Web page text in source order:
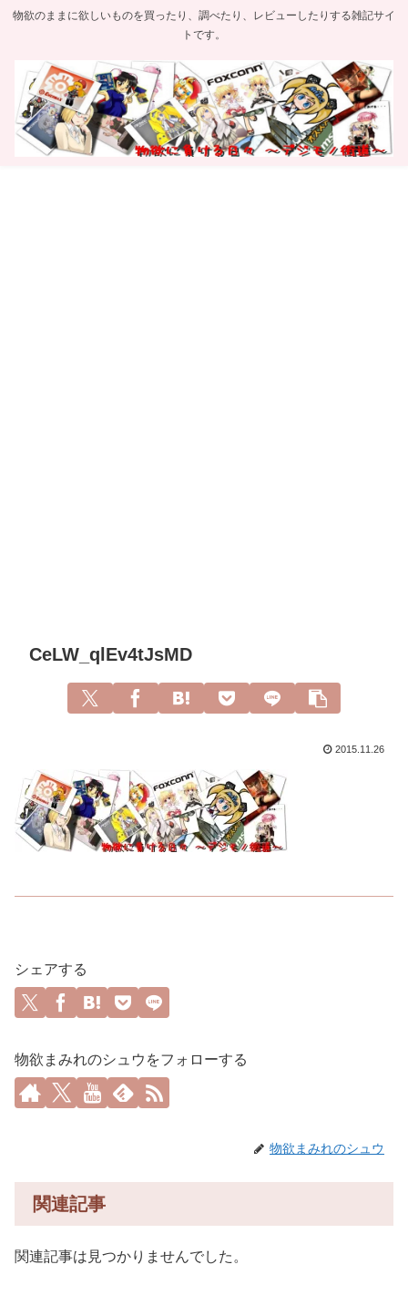
物欲のままに欲しいものを買ったり、調べたり、レビューしたりする雑記サイ
トです。
CeLW_qlEv4tJsMD
2015.11.26
シェアする
物欲まみれのシュウをフォローする
物欲まみれのシュウ
関連記事
関連記事は見つかりませんでした。